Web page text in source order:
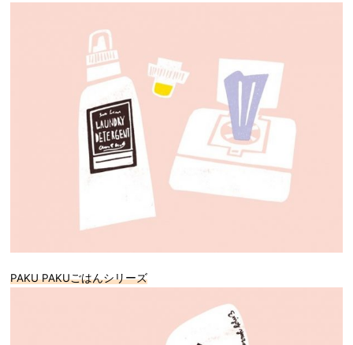
PAKU PAKUごはんシリーズ